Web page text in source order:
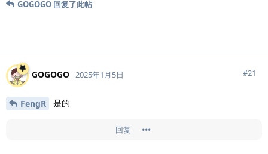
GOGOGO 回复了此帖
GOGOGO 2025年1月5日 #21
FengR 是的
回复